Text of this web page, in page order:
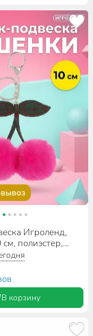
Игроленд,
полиэстер,
мех, 264-576, в
В корзину